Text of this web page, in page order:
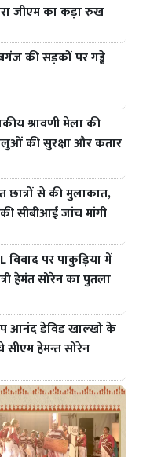
जीएम का कड़ा रुख
की सड़कों पर गड्ढे
श्रावणी मेला की
की सुरक्षा और कतार
से की मुलाकात,
सीबीआई जांच मांगी
विवाद पर पाकुड़िया में
हेमंत सोरेन का पुतला
आनंद डेविड खाल्खो के
हेमन्त सोरेन